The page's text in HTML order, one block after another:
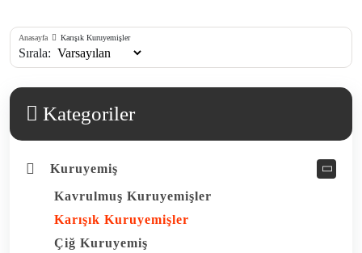
Anasayfa Karışık Kuruyemişler
Sırala:
Kategoriler
Kuruyemiş
Kavrulmuş Kuruyemişler
Karışık Kuruyemişler
Çiğ Kuruyemiş